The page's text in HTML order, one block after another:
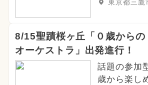
東京都三鷹
8/15聖蹟桜ヶ丘「０歳からの
オーケストラ」出発進行！
話題の参加
歳から楽し